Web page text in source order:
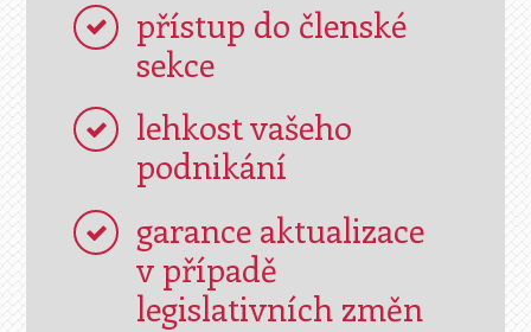
přístup do členské
sekce
lehkost vašeho
podnikání
garance aktualizace
v případě
legislativních změn